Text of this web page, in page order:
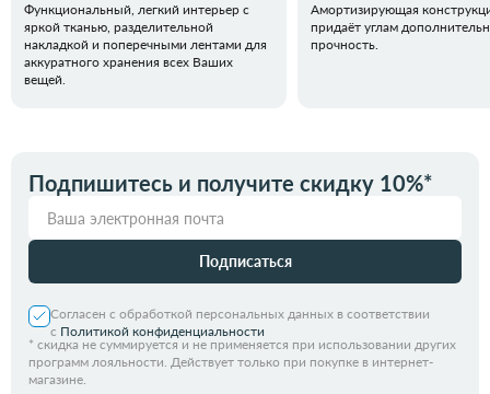
Функциональный, легкий интерьер с
яркой тканью, разделительной
накладкой и поперечными лентами для
аккуратного хранения всех Ваших
вещей.
Амортизирующая
придаёт углам
прочность.
Подпишитесь и получите скидку 10%*
Подписаться
Согласен с обработкой персональных данных в соответствии
с Политикой конфиденциальности
* скидка не суммируется и не применяется при использовании других
программ лояльности. Действует только при покупке в интернет-
магазине.